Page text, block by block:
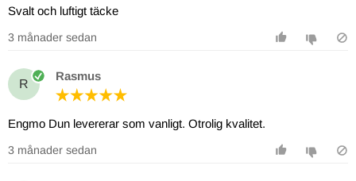
Svalt och luftigt täcke
3 månader sedan
R
Rasmus
Engmo Dun levererar som vanligt. Otrolig kvalitet.
3 månader sedan